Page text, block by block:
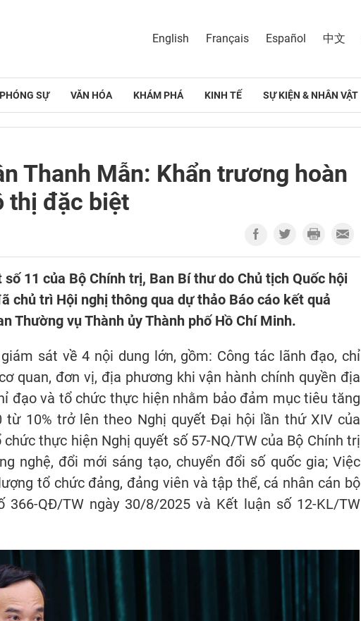
English Français Español 中文
PHÓNG SỰ VĂN HÓA KHÁM PHÁ KINH TẾ SỰ KIỆN & NHÂN VẬT
Thanh Mẫn: Khẩn trương hoàn
thị đặc biệt
11 của Bộ Chính trị, Ban Bí thư do Chủ tịch Quốc hội
chủ trì Hội nghị thông qua dự thảo Báo cáo kết quả
Thường vụ Thành ủy Thành phố Hồ Chí Minh.
sát về 4 nội dung lớn, gồm: Công tác lãnh đạo, chỉ
quan, đơn vị, địa phương khi vận hành chính quyền địa
đạo và tổ chức thực hiện nhằm bảo đảm mục tiêu tăng
10% trở lên theo Nghị quyết Đại hội lần thứ XIV của
thực hiện Nghị quyết số 57-NQ/TW của Bộ Chính trị
nghệ, đổi mới sáng tạo, chuyển đổi số quốc gia; Việc
tổ chức đảng, đảng viên và tập thể, cá nhân cán bộ
366-QĐ/TW ngày 30/8/2025 và Kết luận số 12-KL/TW